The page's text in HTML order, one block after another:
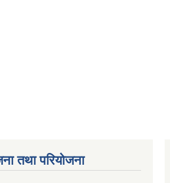
तथा परियोजना